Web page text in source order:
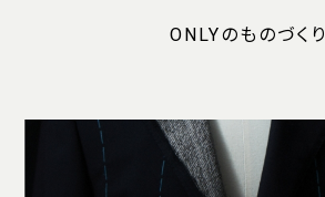
ONLYのものづくり